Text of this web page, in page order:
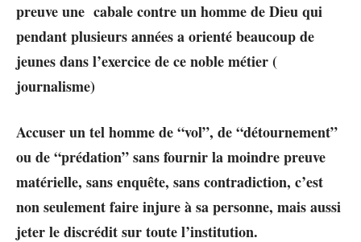
preuve une cabale contre un homme de Dieu qui
pendant plusieurs années a orienté beaucoup de
jeunes dans l’exercice de ce noble métier (
journalisme)
Accuser un tel homme de “vol”, de “détournement”
ou de “prédation” sans fournir la moindre preuve
matérielle, sans enquête, sans contradiction, c’est
non seulement faire injure à sa personne, mais aussi
jeter le discrédit sur toute l’institution.